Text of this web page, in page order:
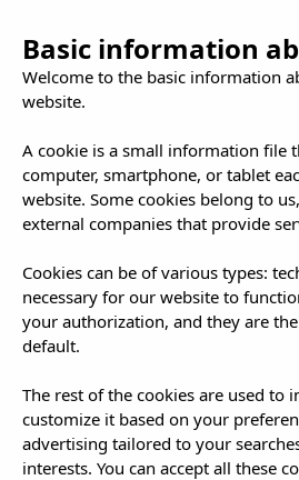
Pueblos
sabor
Ibiza más
auténtica
Basic information
Welcome to the basic information
website.
A cookie is a small information file
computer, smartphone, or tablet
website. Some cookies belong to
external companies that provide
Cookies can be of various types:
necessary for our website to
your authorization, and they are
default.
The rest of the cookies are used to
customize it based on your
advertising tailored to your
interests. You can accept all these